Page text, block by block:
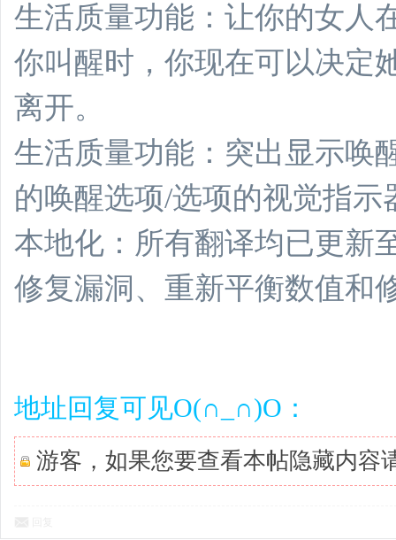
生活质量功能：让你的女人
你叫醒时，你现在可以决定
离开。
生活质量功能：突出显示唤
的唤醒选项/选项的视觉指示
本地化：所有翻译均已更新
修复漏洞、重新平衡数值和
地址回复可见O(∩_∩)O：
游客，如果您要查看本帖隐藏内容